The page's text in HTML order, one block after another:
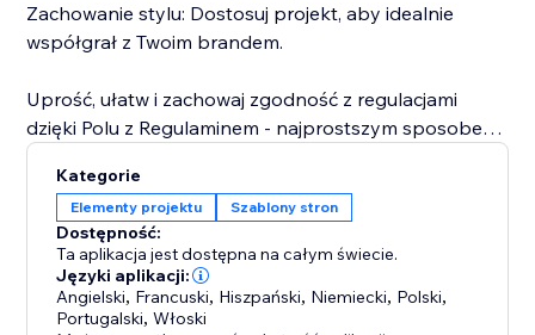
Zachowanie stylu: Dostosuj projekt, aby idealnie
współgrał z Twoim brandem.
Uprość, ułatw i zachowaj zgodność z regulacjami
dzięki Polu z Regulaminem - najprostszym sposobem
klientów.
Kategorie
Elementy projektu Szablony stron
Dostępność:
Ta aplikacja jest dostępna na całym świecie.
Języki aplikacji:
Angielski, Francuski, Hiszpański, Niemiecki, Polski,
Portugalski,Włoski